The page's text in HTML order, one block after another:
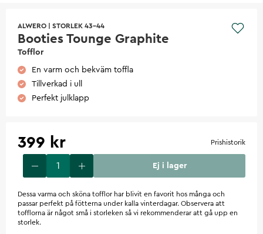
ALWERO STORLEK 43-44
Booties Tounge Graphite
Tofflor
En varm och bekväm toffla
Tillverkad i ull
Perfekt julklapp
399 kr Prishistorik
Ej i lager
Dessa varma och sköna tofflor har blivit en favorit hos många och
passar perfekt på fötterna under kalla vinterdagar. Observera att
tofflorna är något små i storleken så vi rekommenderar att gå upp en
storlek.